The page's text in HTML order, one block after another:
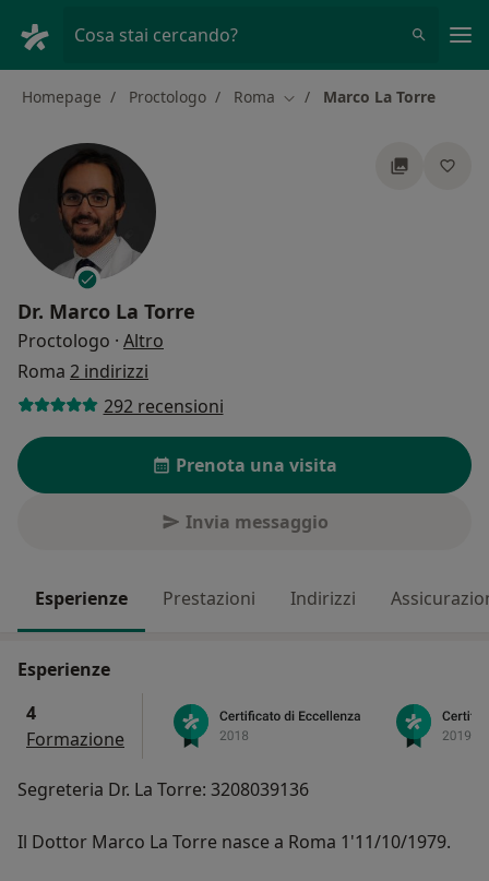
Cosa stai cercando?
Homepage Proctologo Roma Cambia cittàMarco La Torre
Dr. Marco La Torre
Proctologo · Altro
Roma 2 indirizzi
292 recensioni
Prenota una visita
Invia messaggio
Esperienze Prestazioni Indirizzi
Esperienze
4
Formazione
Segreteria Dr. La Torre: 3208039136
Il Dottor Marco La Torre nasce a Roma 1'11/10/1979.